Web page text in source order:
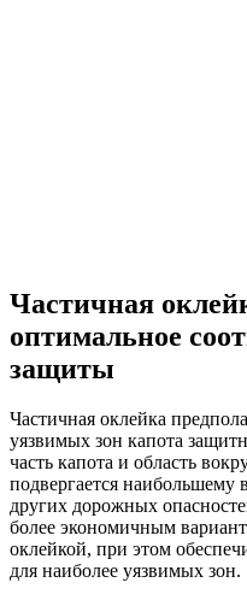
Частичная
оптимальное
защиты
Частичная оклейка
уязвимых зон капота
часть капота и область
подвергается наибольшему
других дорожных
более экономичным
оклейкой, при этом
для наиболее уязвимых зон.